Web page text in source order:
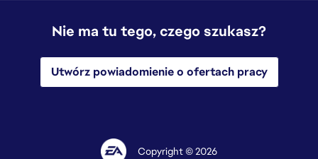
Nie ma tu tego, czego szukasz?
Utwórz powiadomienie o ofertach pracy
Copyright © 2026